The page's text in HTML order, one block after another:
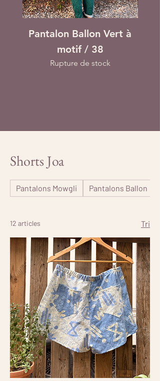
Pantalon Ballon Vert à
motif / 38
Rupture de stock
Shorts Joa
Pantalons Mowgli Pantalons Ballon
12 articles Tri